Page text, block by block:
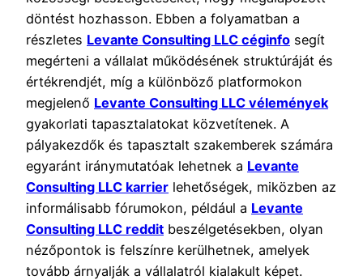
döntést hozhasson. Ebben a folyamatban a
részletes Levante Consulting LLC céginfo segít
megérteni a vállalat működésének struktúráját és
értékrendjét, míg a különböző platformokon
megjelenő Levante Consulting LLC vélemények
gyakorlati tapasztalatokat közvetítenek. A
pályakezdők és tapasztalt szakemberek számára
egyaránt iránymutatóak lehetnek a Levante
Consulting LLC karrier lehetőségek, miközben az
informálisabb fórumokon, például a Levante
Consulting LLC reddit beszélgetésekben, olyan
nézőpontok is felszínre kerülhetnek, amelyek
tovább árnyalják a vállalatról kialakult képet.